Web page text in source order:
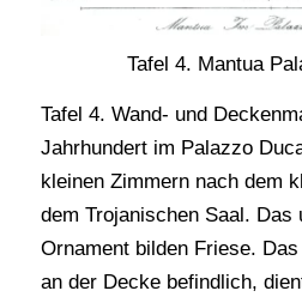
Tafel 4. Mantua
Tafel 4. Wand- und
Jahrhundert im Palazzo
kleinen Zimmern nach dem
dem Trojanischen Saal. Das
Ornament bilden Friese.
an der Decke befindlich,